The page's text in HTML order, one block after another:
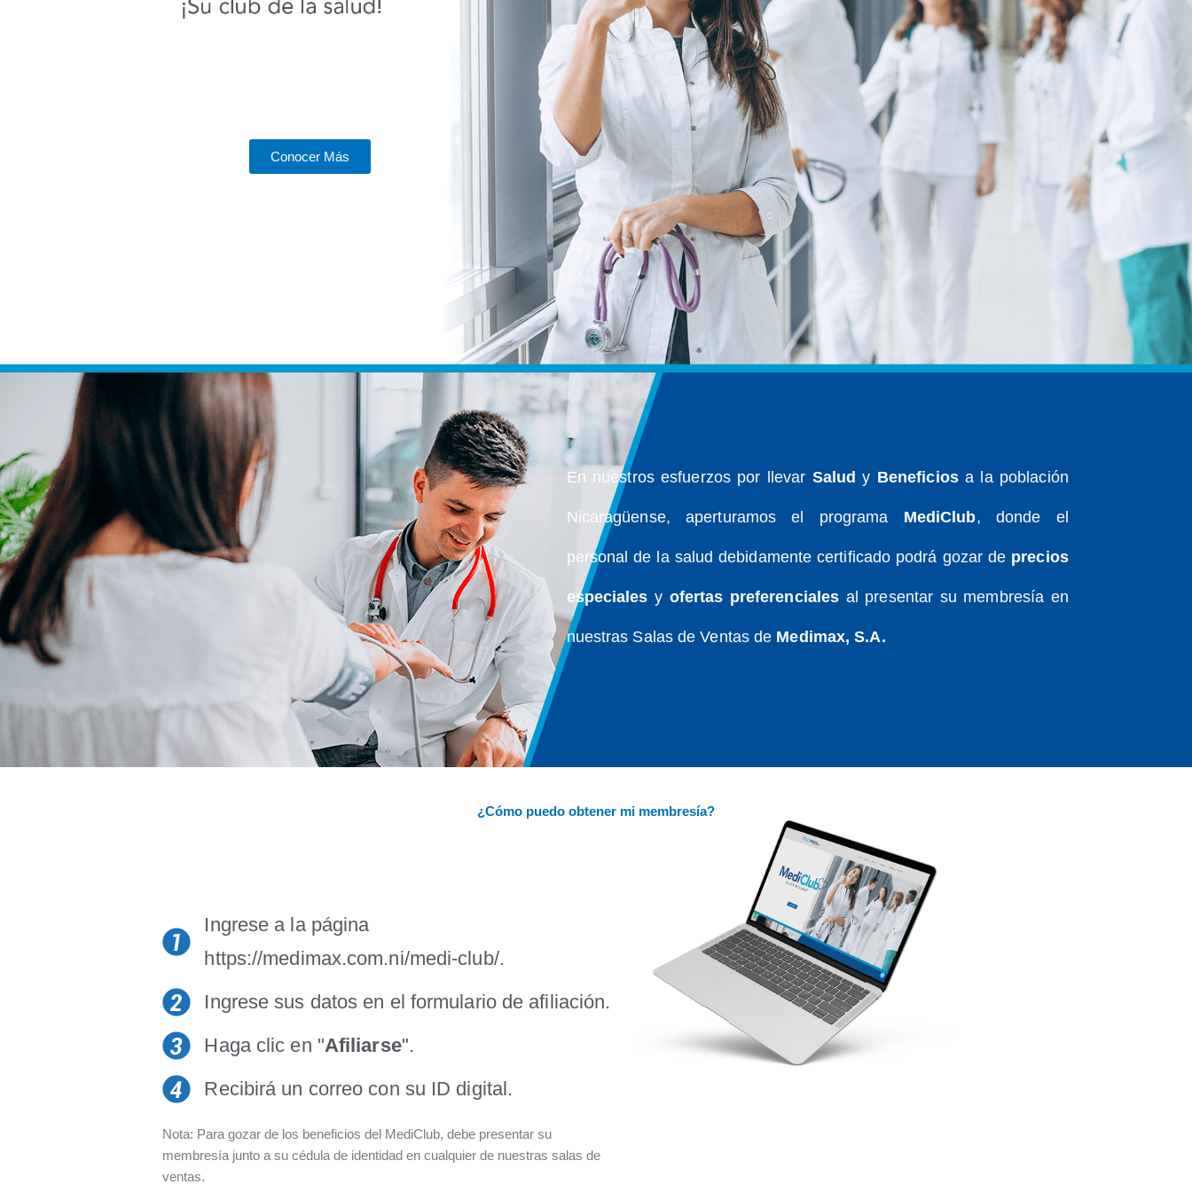
Conocer Más
En nuestros esfuerzos por llevar Saludy Beneficiosa la población
Nicaragüense, aperturamos el programa MediClub, donde el
personal de la salud debidamente certificado podrá gozar de precios
especiales y ofertas preferenciales al presentar su membresía en
nuestras Salas de Ventas de Medimax, S.A.
¿Cómo puedo obtener mi membresía?
Ingrese a la página
https://medimax.com.ni/medi-club/.
Ingrese sus datos en el formulario de afiliación.
Haga clic en "Afiliarse".
Recibirá un correo con su ID digital.
Nota: Para gozar de los beneficios del MediClub, debe presentar su
membresía junto a su cédula de identidad en cualquier de nuestras salas de
ventas.